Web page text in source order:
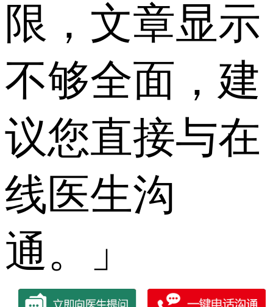
限，文章显示
不够全面，建
议您直接与在
线医生沟
通。」